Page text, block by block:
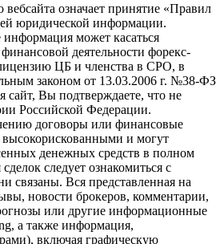
означает принятие «Правил
юридической информации.
может касаться
деятельности форекс-
ЦБ и членства в СРО, в
законом от 13.03.2006 г. №38-ФЗ
сайт, Вы подтверждаете, что не
Российской Федерации.
договоры или финансовые
и могут
денежных средств в полном
следует ознакомиться с
связаны. Вся представленная на
новости брокеров, комментарии,
или другие информационные
а также информация,
включая графическую